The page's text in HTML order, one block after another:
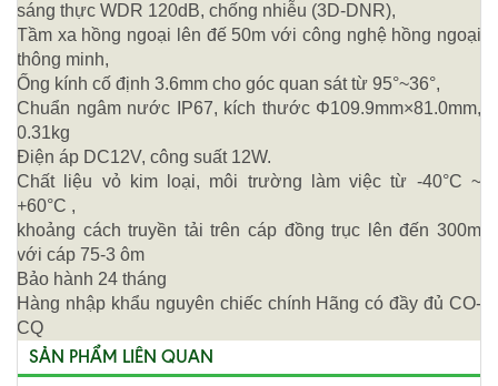
sáng thực WDR 120dB, chống nhiễu (3D-DNR),
Tầm xa hồng ngoại lên đế 50m với công nghệ hồng ngoại
thông minh,
Ống kính cố định 3.6mm cho góc quan sát từ 95°~36°,
Chuẩn ngâm nước IP67, kích thước Φ109.9mm×81.0mm,
0.31kg
Điện áp DC12V, công suất 12W.
Chất liệu vỏ kim loại, môi trường làm việc từ -40°C ~
+60°C ,
khoảng cách truyền tải trên cáp đồng trục lên đến 300m
với cáp 75-3 ôm
Bảo hành 24 tháng
Hàng nhập khẩu nguyên chiếc chính Hãng có đầy đủ CO-
CQ
SẢN PHẨM LIÊN QUAN